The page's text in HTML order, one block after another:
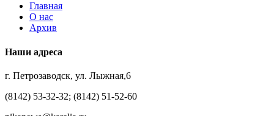
Главная
О нас
Архив
Наши адреса
г. Петрозаводск, ул. Лыжная,6
(8142) 53-32-32; (8142) 51-52-60